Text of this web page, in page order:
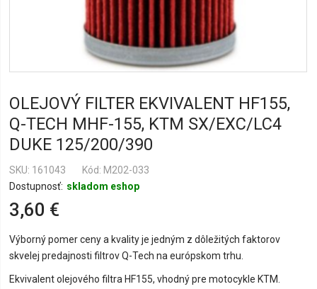
OLEJOVÝ FILTER EKVIVALENT HF155,
Q-TECH MHF-155, KTM SX/EXC/LC4
DUKE 125/200/390
Dostupnosť: skladom eshop
SKU 161043 Kód: M202-033
3,60 €
Výborný pomer ceny a kvality je jedným z dôležitých faktorov
skvelej predajnosti filtrov Q-Tech na európskom trhu.
Ekvivalent olejového filtra HF155, vhodný pre motocykle KTM.